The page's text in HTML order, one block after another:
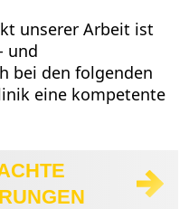
unserer Arbeit ist
und
bei den folgenden
eine kompetente